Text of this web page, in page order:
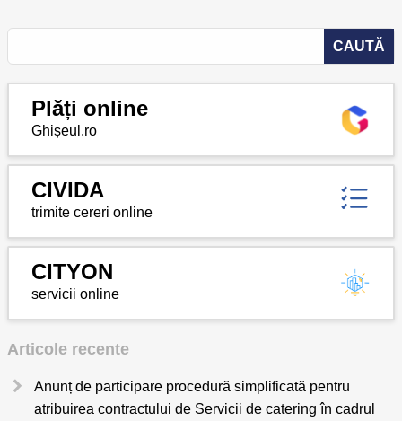
Plăți online
Ghișeul.ro
CIVIDA
trimite cereri online
CITYON
servicii online
Articole recente
Anunț de participare procedură simplificată pentru
atribuirea contractului de Servicii de catering în cadrul